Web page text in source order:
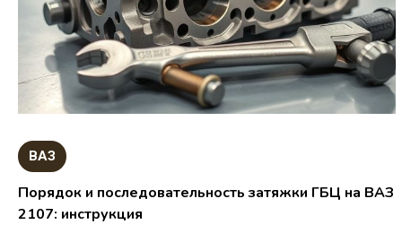
ВАЗ
Порядок и последовательность затяжки ГБЦ на ВАЗ
2107: инструкция